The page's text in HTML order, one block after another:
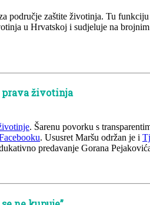
područje zaštite životinja. Tu
u Hrvatskoj i sudjeluje na
prava životinja
. Šarenu povorku s
. Ususret Maršu održan je i
predavanje Gorana